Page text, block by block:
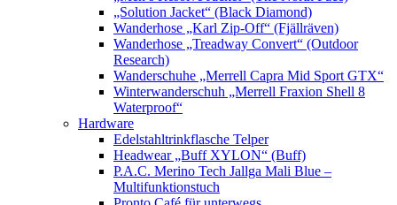
„Solution Jacket“ (Black Diamond)
Wanderhose „Karl Zip-Off“ (Fjällräven)
Wanderhose „Treadway Convert“ (Outdoor
Research)
Wanderschuhe „Merrell Capra Mid Sport GTX“
Winterwanderschuh „Merrell Fraxion Shell 8
Waterproof“
Hardware
Edelstahltrinkflasche Telper
Headwear „Buff XYLON“ (Buff)
P.A.C. Merino Tech Jallga Mali Blue –
Multifunktionstuch